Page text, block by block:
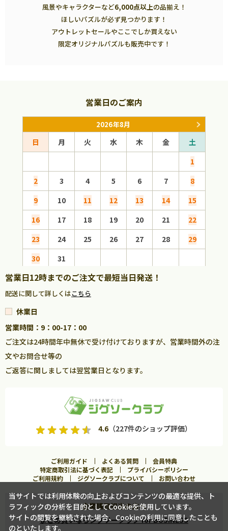
カートに入れる
風景やキャラクターなど6,000点以上の品揃え！
ほしいパズルが必ず見つかります！
アウトレットセールやここでしか買えない
限定オリジナルパズルも販売中です！
営業日のご案内
2026年8月
日 月 火 水 木 金
土
1
2
3 4 5 6 7
8
9
10 11 12 13 14
15
16
17 18 19 20 21
22
23
24 25 26 27 28
29
30
31
営業日12時までのご注文で最短当日発送！
配送に関して詳しくはこちら
休業日
営業時間：9：00-17：00
ご注文は24時間年中無休で受け付けておりますが、営業時間外の注
文やお問合せ等の
ご返答に関しましては翌営業日となります。
4.6（227件のショップ評価）
ご利用ガイド よくある質問
会員特典
特定商取引法に基づく表記
プライバシーポリシー
ご利用規約
ジグソークラブについて お問い合わせ
企業購買担当の方へ
まとめ買いならジグソークラブ for BUSINESS
当サイトでは利用体験の向上およびコンテンツの最適な提供、ト
ラフィックの分析を目的としてCookieを使用しています。
サイトの閲覧を継続された場合、Cookieの利用に同意したことも
のといたします。